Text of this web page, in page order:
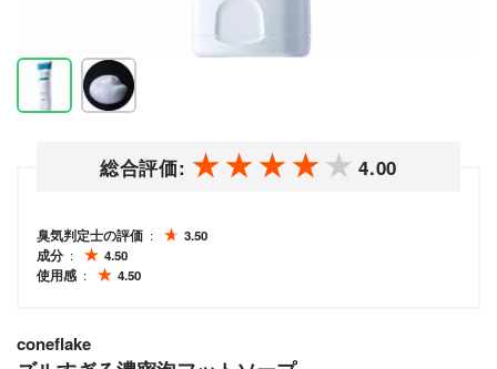
総合評価: 4.00
臭気判定士の評価
3.50
成分
4.50
使用感
4.50
coneflake